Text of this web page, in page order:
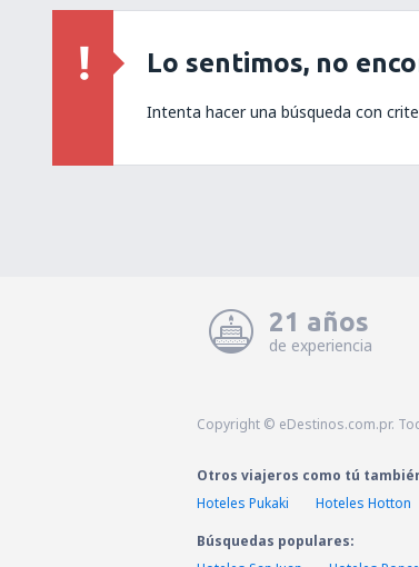
Lo sentimos, no
Intenta hacer una búsqueda con
21 años
de experiencia
Copyright © eDestinos.com.pr.
Otros viajeros como tú
Hoteles Pukaki
Hoteles Hotton
Búsquedas populares: